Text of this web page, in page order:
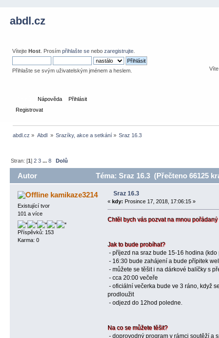
abdl.cz
Vítejte Host . Prosím přihlašte se nebo zaregistrujte
Přihlašte se svým uživatelským jménem a heslem.
Nápověda
Přihlásit
Registrovat
abdl.cz » Abdl » Srazíky, akce a setkání» Sraz 16.3
Stran: [1]2 3 ...8 Dolů
Autor Téma: Sraz 16.3 (Přečteno 66125
kamikaze3214
Existující tvor
101 a více
Příspěvků: 153
Karma: 0
Sraz 16.3
« kdy: Prosince 17, 2018, 17:06:15 »
Chtěl bych vás pozvat na mnou pořádaný
Jak to bude probíhat?
- příjezd na sraz bude 15-16 hodina
- 16:30 bude zahájení a bude přípitek
- můžete se těšit i na dárkové balíčky s
- cca 20:00 večeře
- oficiální večerka bude ve 3 ráno, když
prodloužit
- odjezd do 12hod poledne.
Na co se můžete těšit?
- doprovodný program v rámci soutěží a